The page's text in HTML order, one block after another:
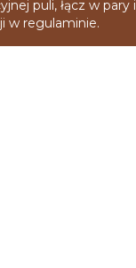
puli, łącz w pary i
w regulaminie.